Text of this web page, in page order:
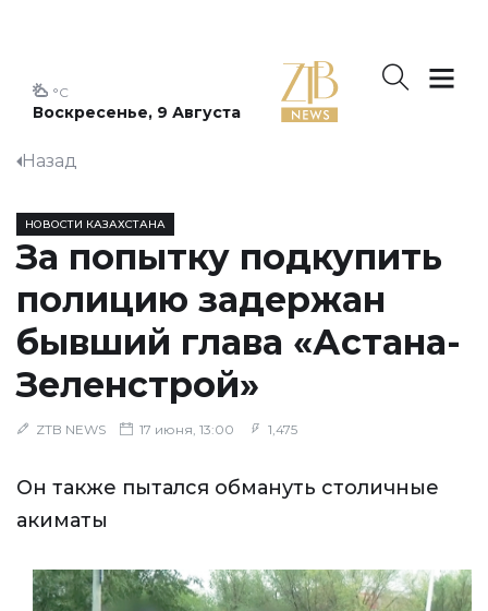
Воскресенье, 9 Августа
°C
Назад
НОВОСТИ КАЗАХСТАНА
За попытку подкупить
полицию задержан
бывший глава «Астана-
Зеленстрой»
ZTB NEWS 17 июня, 13:00 1,475
Он также пытался обмануть столичные
акиматы